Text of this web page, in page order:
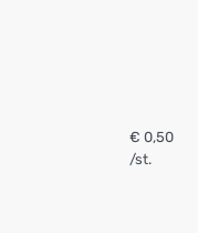
€ 0,50
/st.